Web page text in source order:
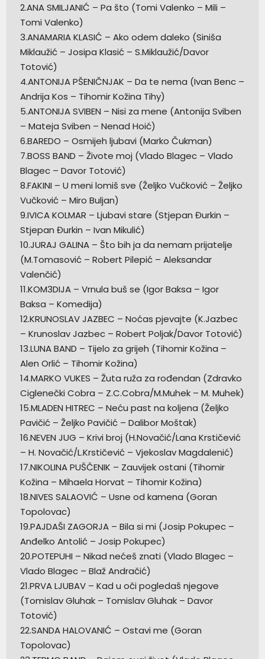
2.ANA SMILJANIĆ – Pa što (Tomi Valenko – Mili –
Tomi Valenko)
3.ANAMARIA KLASIĆ – Ako odem daleko (Siniša
Miklaužić – Josipa Klasić – S.Miklaužić/Davor
Totović)
4.ANTONIJA PŠENIČNJAK – Da te nema (Ivan Benc –
Andrija Kos – Tihomir Kožina Tihy)
5.ANTONIJA SVIBEN – Nisi za mene (Antonija Sviben
– Mateja Sviben – Nenad Hoić)
6.BAREDO – Osmijeh ljubavi (Marko Čukman)
7.BOSS BAND – Živote moj (Vlado Blagec – Vlado
Blagec – Davor Totović)
8.FAKINI – U meni lomiš sve (Željko Vučković – Željko
Vučković – Miro Buljan)
9.IVICA KOLMAR – Ljubavi stare (Stjepan Đurkin –
Stjepan Đurkin – Ivan Mikulić)
10.JURAJ GALINA – Što bih ja da nemam prijatelje
(M.Tomasović – Robert Pilepić – Aleksandar
Valenčić)
11.KOM3DIJA – Vrnula buš se (Igor Baksa – Igor
Baksa – Komedija)
12.KRUNOSLAV JAZBEC – Noćas pjevajte (K.Jazbec
– Krunoslav Jazbec – Robert Poljak/Davor Totović)
13.LUNA BAND – Tijelo za grijeh (Tihomir Kožina –
Alen Orlić – Tihomir Kožina)
14.MARKO VUKES – Žuta ruža za rođendan (Zdravko
Ciglenečki Cobra – Z.C.Cobra/M.Muhek – M. Muhek)
15.MLADEN HITREC – Neću past na koljena (Željko
Pavičić – Željko Pavičić – Dalibor Moštak)
16.NEVEN JUG – Krivi broj (H.Novačić/Lana Krstičević
– H. Novačić/L.Krstičević – Vjekoslav Magdalenić)
17.NIKOLINA PUŠČENIK – Zauvijek ostani (Tihomir
Kožina – Mihaela Horvat – Tihomir Kožina)
18.NIVES SALAOVIĆ – Usne od kamena (Goran
Topolovac)
19.PAJDAŠI ZAGORJA – Bila si mi (Josip Pokupec –
Anđelko Antolić – Josip Pokupec)
20.POTEPUHI – Nikad nećeš znati (Vlado Blagec –
Vlado Blagec – Blaž Andračić)
21.PRVA LJUBAV – Kad u oči pogledaš njegove
(Tomislav Gluhak – Tomislav Gluhak – Davor
Totović)
22.SANDA HALOVANIĆ – Ostavi me (Goran
Topolovac)